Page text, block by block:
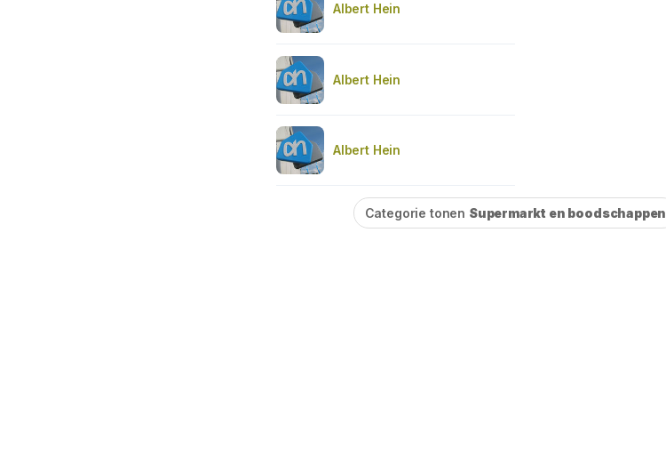
Albert Hein
Albert Hein
Albert Hein
Categorie tonen Supermarkt en boodschappen